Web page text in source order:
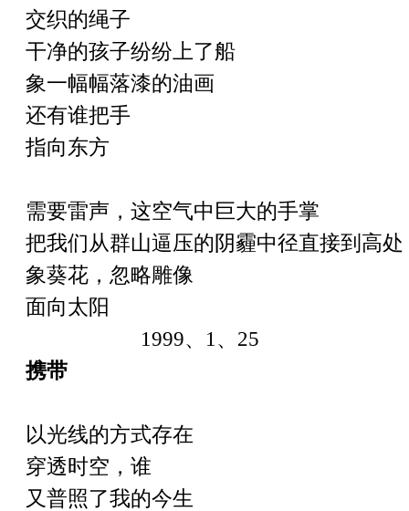
交织的绳子
干净的孩子纷纷上了船
象一幅幅落漆的油画
还有谁把手
指向东方
需要雷声，这空气中巨大的手掌
把我们从群山逼压的阴霾中径直接到高处
象葵花，忽略雕像
面向太阳
1999、 1 、 25
携带
以光线的方式存在
穿透时空，谁
又普照了我的今生